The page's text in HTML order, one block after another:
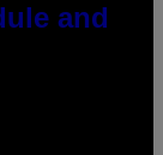
and